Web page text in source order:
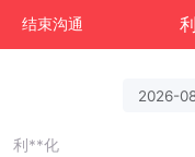
结束沟通
2026-
利**化